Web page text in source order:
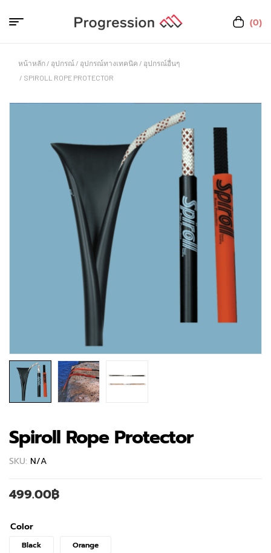
(0)
หน้าหลัก / อุปกรณ์ / อุปกรณ์ทางเทคนิค / อุปกรณ์อื่นๆ
/ SPIROLL ROPE PROTECTOR
Spiroll Rope Protector
SKU: N/A
499.00฿
Color
Black Orange